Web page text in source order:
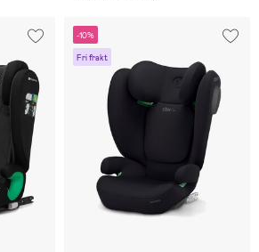
-10%
Fri frakt